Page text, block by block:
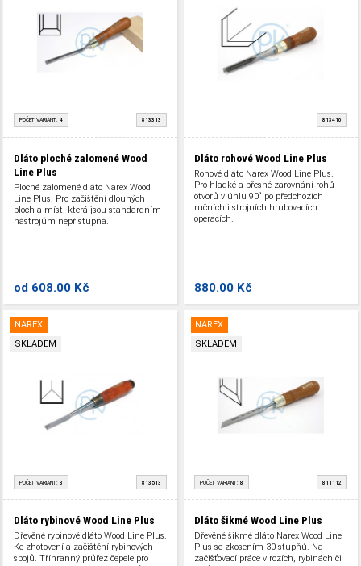
POČET VARIANT: 4 813313
Dláto ploché zalomené Wood
Line Plus
Ploché zalomené dláto Narex Wood
Line Plus. Pro začištění dlouhých
ploch a míst, která jsou standardním
nástrojům nepřístupná.
od 608.00 Kč
813410
Dláto rohové Wood Line Plus
Rohové dláto Narex Wood Line Plus.
Pro hladké a přesné zarovnání rohů
otvorů v úhlu 90˚ po předchozích
ručních i strojních hrubovacích
operacích.
880.00 Kč
NAREX
SKLADEM
POČET VARIANT: 3 813513
Dláto rybinové Wood Line Plus
Dřevěné rybinové dláto Wood Line Plus.
Ke zhotovení a začištění rybinových
spojů. Tříhranný průřez čepele pro
NAREX
SKLADEM
POČET VARIANT: 8 811112
Dláto šikmé Wood Line Plus
Dřevěné šikmé dláto Narex Wood Line
Plus se zkosením 30 stupňů. Na
začišťovací práce v rozích, rybinách či